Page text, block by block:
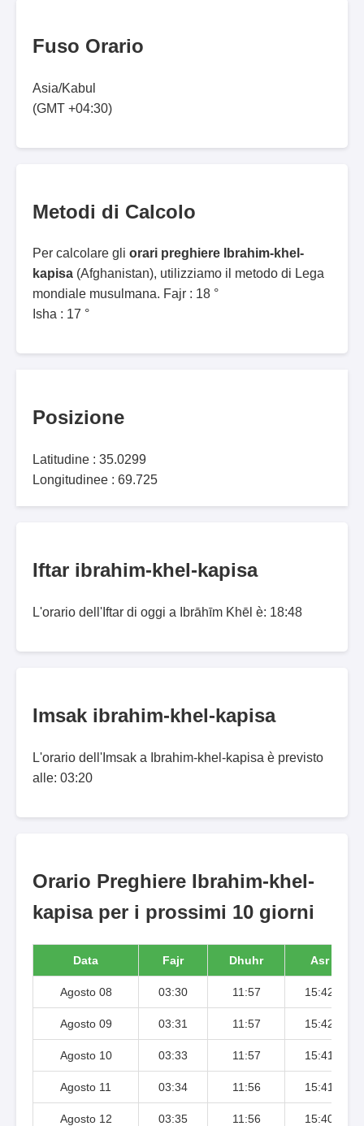
Fuso Orario
Asia/Kabul
(GMT +04:30)
Metodi di Calcolo
Per calcolare gli orari preghiere Ibrahim-khel-
kapisa (Afghanistan), utilizziamo il metodo di Lega
mondiale musulmana. Fajr : 18 °
Isha : 17 °
Posizione
Latitudine : 35.0299
Longitudinee : 69.725
Iftar ibrahim-khel-kapisa
L'orario dell'Iftar di oggi a Ibrāhīm Khēl è: 18:48
Imsak ibrahim-khel-kapisa
L'orario dell'Imsak a Ibrahim-khel-kapisa è previsto
alle: 03:20
Orario Preghiere Ibrahim-khel-
kapisa per i prossimi 10 giorni
Data Fajr Dhuhr Asr
Agosto 08 03:30 11:57 15:42
Agosto 09 03:31 11:57 15:42
Agosto 10 03:33 11:57 15:41
Agosto 11 03:34 11:56 15:41
Agosto 12 03:35 11:56 15:40